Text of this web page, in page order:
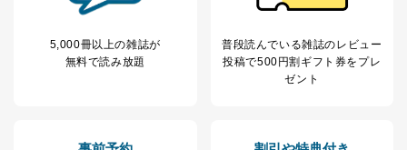
5,000冊以上の雑誌が
無料で読み放題
普段読んでいる雑誌のレビュー
投稿で500円割ギフト券をプレ
ゼント